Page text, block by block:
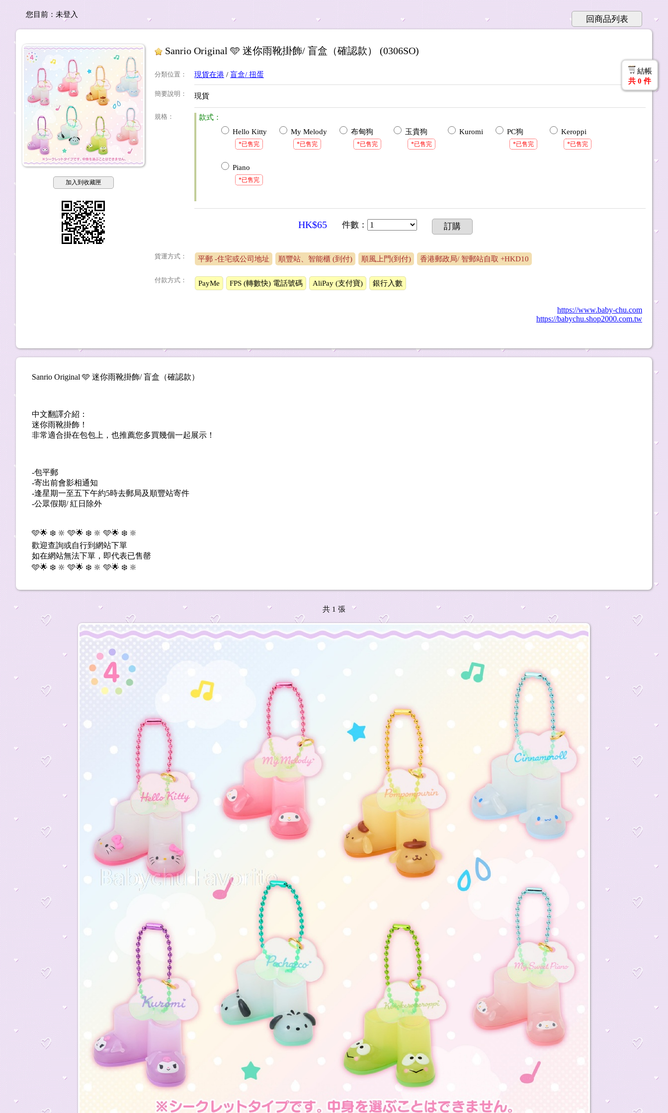
您目前： 未登入 回商品列表
加入到收藏匣
Sanrio Original 🩵 迷你雨靴掛飾/ 盲盒（確認款） (0306SO)
分類位置 ： 現貨在港 / 盲盒/ 扭蛋
簡要說明 ： 現貨
規格 ：
款式：
Hello Kitty
*已售完
My Melody
*已售完
布甸狗
*已售完
玉貴狗
*已售完
Kuromi PC狗
*已售完
Keroppi
*已售完
Piano
*已售完
HK$65 件數 ： 訂購
貨運方式： 平郵 -住宅或公司地址 順豐站、智能櫃 (到付) 順風上門(到付) 香港郵政局/ 智郵站自取 +HKD10
付款方式： PayMe FPS (轉數快) 電話號碼 AliPay (支付寶) 銀行入數
https://www.baby-chu.com
https://babychu.shop2000.com.tw
結帳
共 0 件
Sanrio Original 🩵 迷你雨靴掛飾/ 盲盒（確認款）
中文翻譯介紹：
迷你雨靴掛飾！
非常適合掛在包包上，也推薦您多買幾個一起展示！
-包平郵
-寄出前會影相通知
-逢星期一至五下午約5時去郵局及順豐站寄件
-公眾假期/ 紅日除外
🩵🌟 ❄️ 🔆 🩵🌟 ❄️ 🔆 🩵🌟 ❄️ 🔆
歡迎查詢或自行到網站下單
如在網站無法下單，即代表已售罄
🩵🌟 ❄️ 🔆 🩵🌟 ❄️ 🔆 🩵🌟 ❄️ 🔆
共 1 張